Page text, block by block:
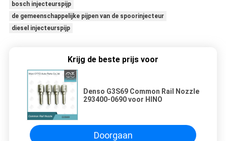
bosch injecteurspijp
de gemeenschappelijke pijpen van de spoorinjecteur
diesel injecteurspijp
Krijg de beste prijs voor
Denso G3S69 Common Rail Nozzle
293400-0690 voor HINO
Doorgaan